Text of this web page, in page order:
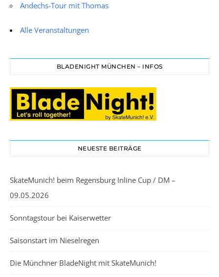
Andechs-Tour mit Thomas
Alle Veranstaltungen
BLADENIGHT MÜNCHEN – INFOS
NEUESTE BEITRÄGE
SkateMunich! beim Regensburg Inline Cup / DM –
09.05.2026
Sonntagstour bei Kaiserwetter
Saisonstart im Nieselregen
Die Münchner BladeNight mit SkateMunich!